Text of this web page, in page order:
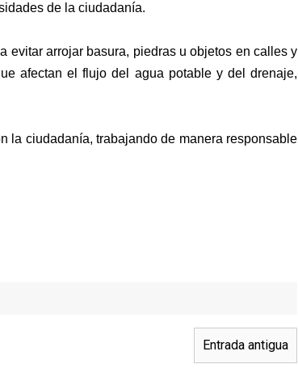
de la ciudadanía.
evitar arrojar basura, piedras u objetos en calles y
afectan el flujo del agua potable y del drenaje,
la ciudadanía, trabajando de manera responsable
Entrada antigua